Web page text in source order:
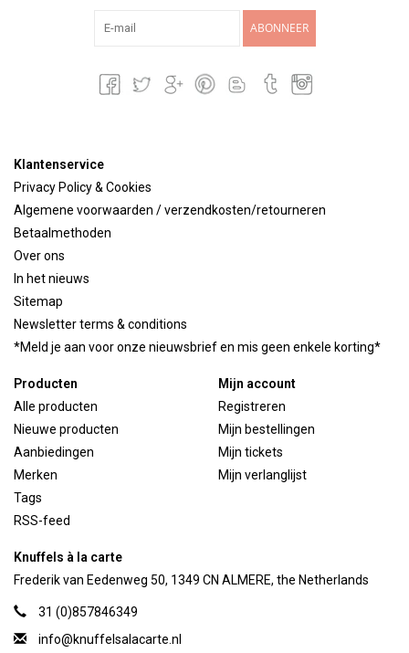
ABONNEER
Klantenservice
Privacy Policy & Cookies
Algemene voorwaarden / verzendkosten/retourneren
Betaalmethoden
Over ons
In het nieuws
Sitemap
Newsletter terms & conditions
*Meld je aan voor onze nieuwsbrief en mis geen enkele korting*
Producten
Alle producten
Nieuwe producten
Aanbiedingen
Merken
Tags
RSS-feed
Mijn account
Registreren
Mijn bestellingen
Mijn tickets
Mijn verlanglijst
Knuffels à la carte
Frederik van Eedenweg 50, 1349 CN ALMERE, the Netherlands
31 (0)857846349
info@knuffelsalacarte.nl